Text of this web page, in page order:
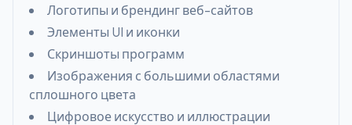
Логотипы и брендинг веб-сайтов
Элементы UI и иконки
Скриншоты программ
Изображения с большими областями
сплошного цвета
Цифровое искусство и иллюстрации